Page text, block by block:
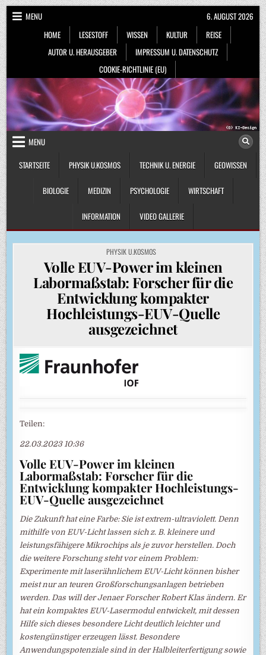
Skip
to
content
MENU
HOME
LESESTOFF WISSEN KULTUR
REISE
AUTOR U. HERAUSGEBER
IMPRESSUM U. DATENSCHUTZ
COOKIE-RICHTLINIE (EU)
6. AUGUST 2026
MENU
STARTSEITE
PHYSIK U.KOSMOS TECHNIK U. ENERGIE GEOWISSEN
BIOLOGIE MEDIZIN PSYCHOLOGIE WIRTSCHAFT
INFORMATION VIDEO GALLERIE
POSTED
IN
PHYSIK U.KOSMOS
Volle EUV-Power im kleinen
Labormaßstab: Forscher für die
Entwicklung kompakter
Hochleistungs-EUV-Quelle
ausgezeichnet
Teilen:
22.03.2023 10:36
Volle EUV-Power im kleinen
Labormaßstab: Forscher für die
Entwicklung kompakter Hochleistungs-
EUV-Quelle ausgezeichnet
Die Zukunft hat eine Farbe: Sie ist extrem-ultraviolett. Denn
mithilfe von EUV-Licht lassen sich z. B. kleinere und
leistungsfähigere Mikrochips als je zuvor herstellen. Doch
die weitere Forschung steht vor einem Problem:
Experimente mit laserähnlichem EUV-Licht können bisher
meist nur an teuren Großforschungsanlagen betrieben
werden. Das will der Jenaer Forscher Robert Klas ändern. Er
hat ein kompaktes EUV-Lasermodul entwickelt, mit dessen
Hilfe sich dieses besondere Licht deutlich leichter und
kostengünstiger erzeugen lässt. Besondere
Anwendungspotenziale sind in der Halbleiterfertigung sowie